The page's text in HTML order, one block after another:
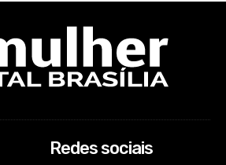
Redes sociais